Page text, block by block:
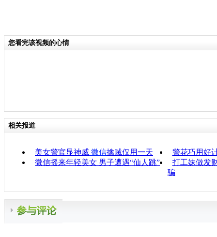
您看完该视频的心情
相关报道
美女警官显神威 微信擒贼仅用一天
警花巧用好
微信摇来年轻美女 男子遭遇“仙人跳”
打工妹做发
骗